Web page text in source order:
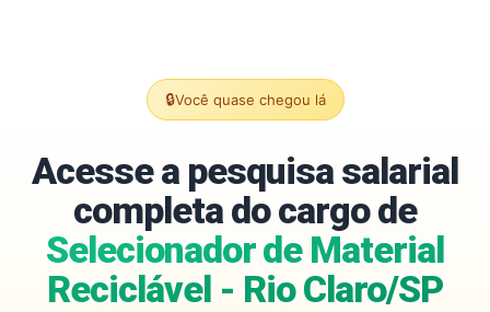
🔒Você quase chegou lá
Acesse a pesquisa salarial
completa do cargo de
Selecionador de Material
Reciclável - Rio Claro/SP